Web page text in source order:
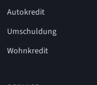
Autokredit
Umschuldung
Wohnkredit